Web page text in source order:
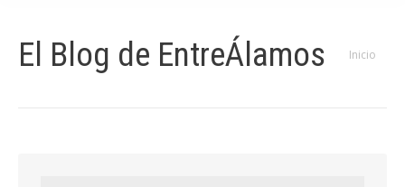
El Blog de EntreÁlamos Estás aquí:
Inicio